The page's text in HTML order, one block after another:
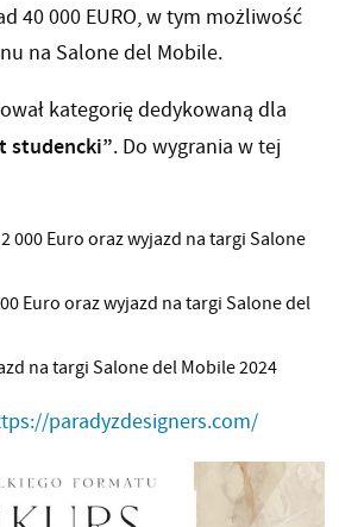
40 000 EURO, w tym możliwość
na Salone del Mobile.
kategorię dedykowaną dla
studencki”. Do wygrania w tej
000 Euro oraz wyjazd na targi Salone
Euro oraz wyjazd na targi Salone del
na targi Salone del Mobile 2024
paradyzdesigners.com/